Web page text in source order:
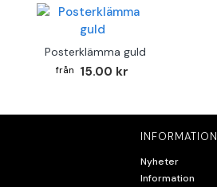
Posterklämma guld
15.00 kr
INFORMATION
Nyheter
Information